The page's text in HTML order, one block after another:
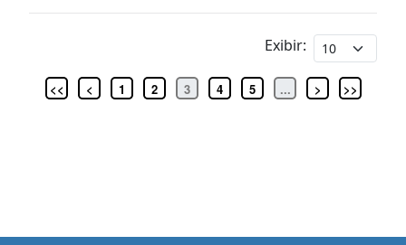
Exibir:
<< < 1 2 3 4 5 ... > >>